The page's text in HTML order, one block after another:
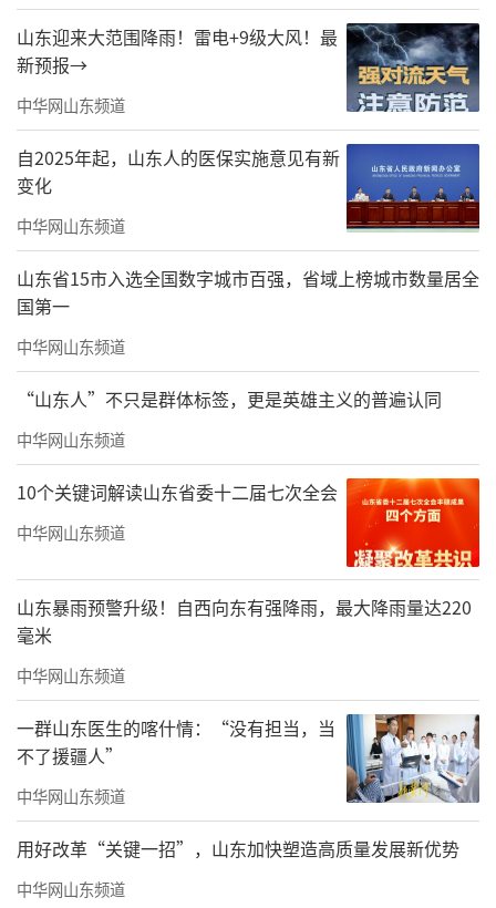
山东迎来大范围降雨！雷电+9级大风！最
新预报→
中华网山东频道
自2025年起，山东人的医保实施意见有新
变化
中华网山东频道
山东省15市入选全国数字城市百强，省域上榜城市数量居全
国第一
中华网山东频道
“山东人”不只是群体标签，更是英雄主义的普遍认同
中华网山东频道
10个关键词解读山东省委十二届七次全会
中华网山东频道
山东暴雨预警升级！自西向东有强降雨，最大降雨量达220
毫米
中华网山东频道
一群山东医生的喀什情：“没有担当，当
不了援疆人”
中华网山东频道
用好改革“关键一招”，山东加快塑造高质量发展新优势
中华网山东频道